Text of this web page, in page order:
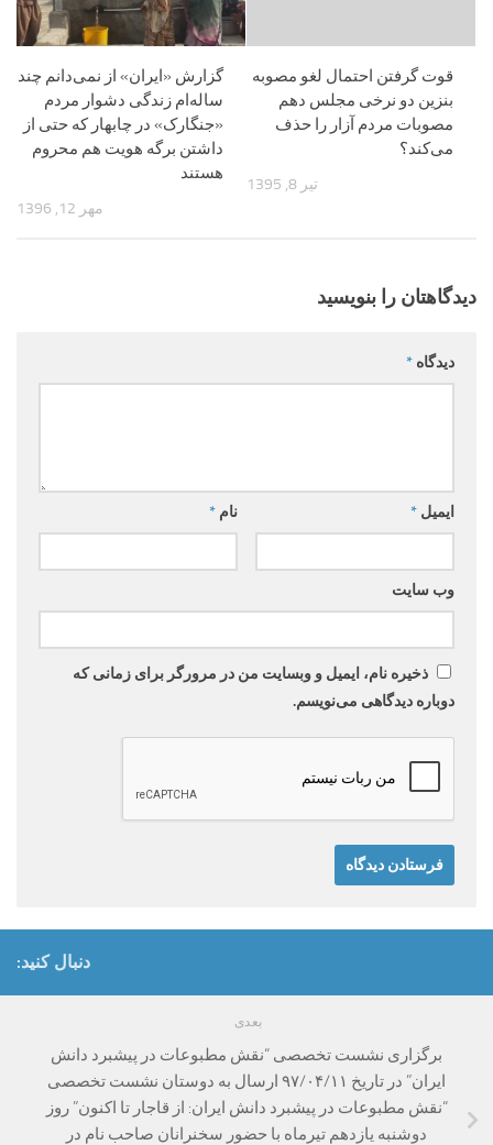
گزارش «ایران» از نمی‌دانم چند
ساله‌ام زندگی دشوار مردم
«جنگارک» در چابهار که حتی از
داشتن برگه هویت هم محروم
هستند
مهر 12, 1396
قوت گرفتن احتمال لغو مصوبه
بنزین دو نرخی مجلس دهم
مصوبات مردم آزار را حذف
می‌کند؟
تیر 8, 1395
دیدگاهتان را بنویسید
دیدگاه *
نام * ایمیل *
وب‌ سایت
ذخیره نام، ایمیل و وبسایت من در مرورگر برای زمانی که
دوباره دیدگاهی می‌نویسم.
دنبال کنید:
بعدی
برگزاری نشست تخصصی “نقش مطبوعات در پیشبرد دانش
ایران” در تاریخ ۹۷/۰۴/۱۱ ارسال به دوستان نشست تخصصی
“نقش مطبوعات در پیشبرد دانش ایران: از قاجار تا اکنون” روز
دوشنبه یازدهم تیرماه با حضور سخنرانان صاحب نام در